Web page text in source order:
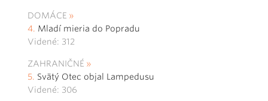
DOMÁCE
Mladí mieria do Popradu
Videné: 312
ZAHRANIČNÉ
Svätý Otec objal Lampedusu
Videné: 306